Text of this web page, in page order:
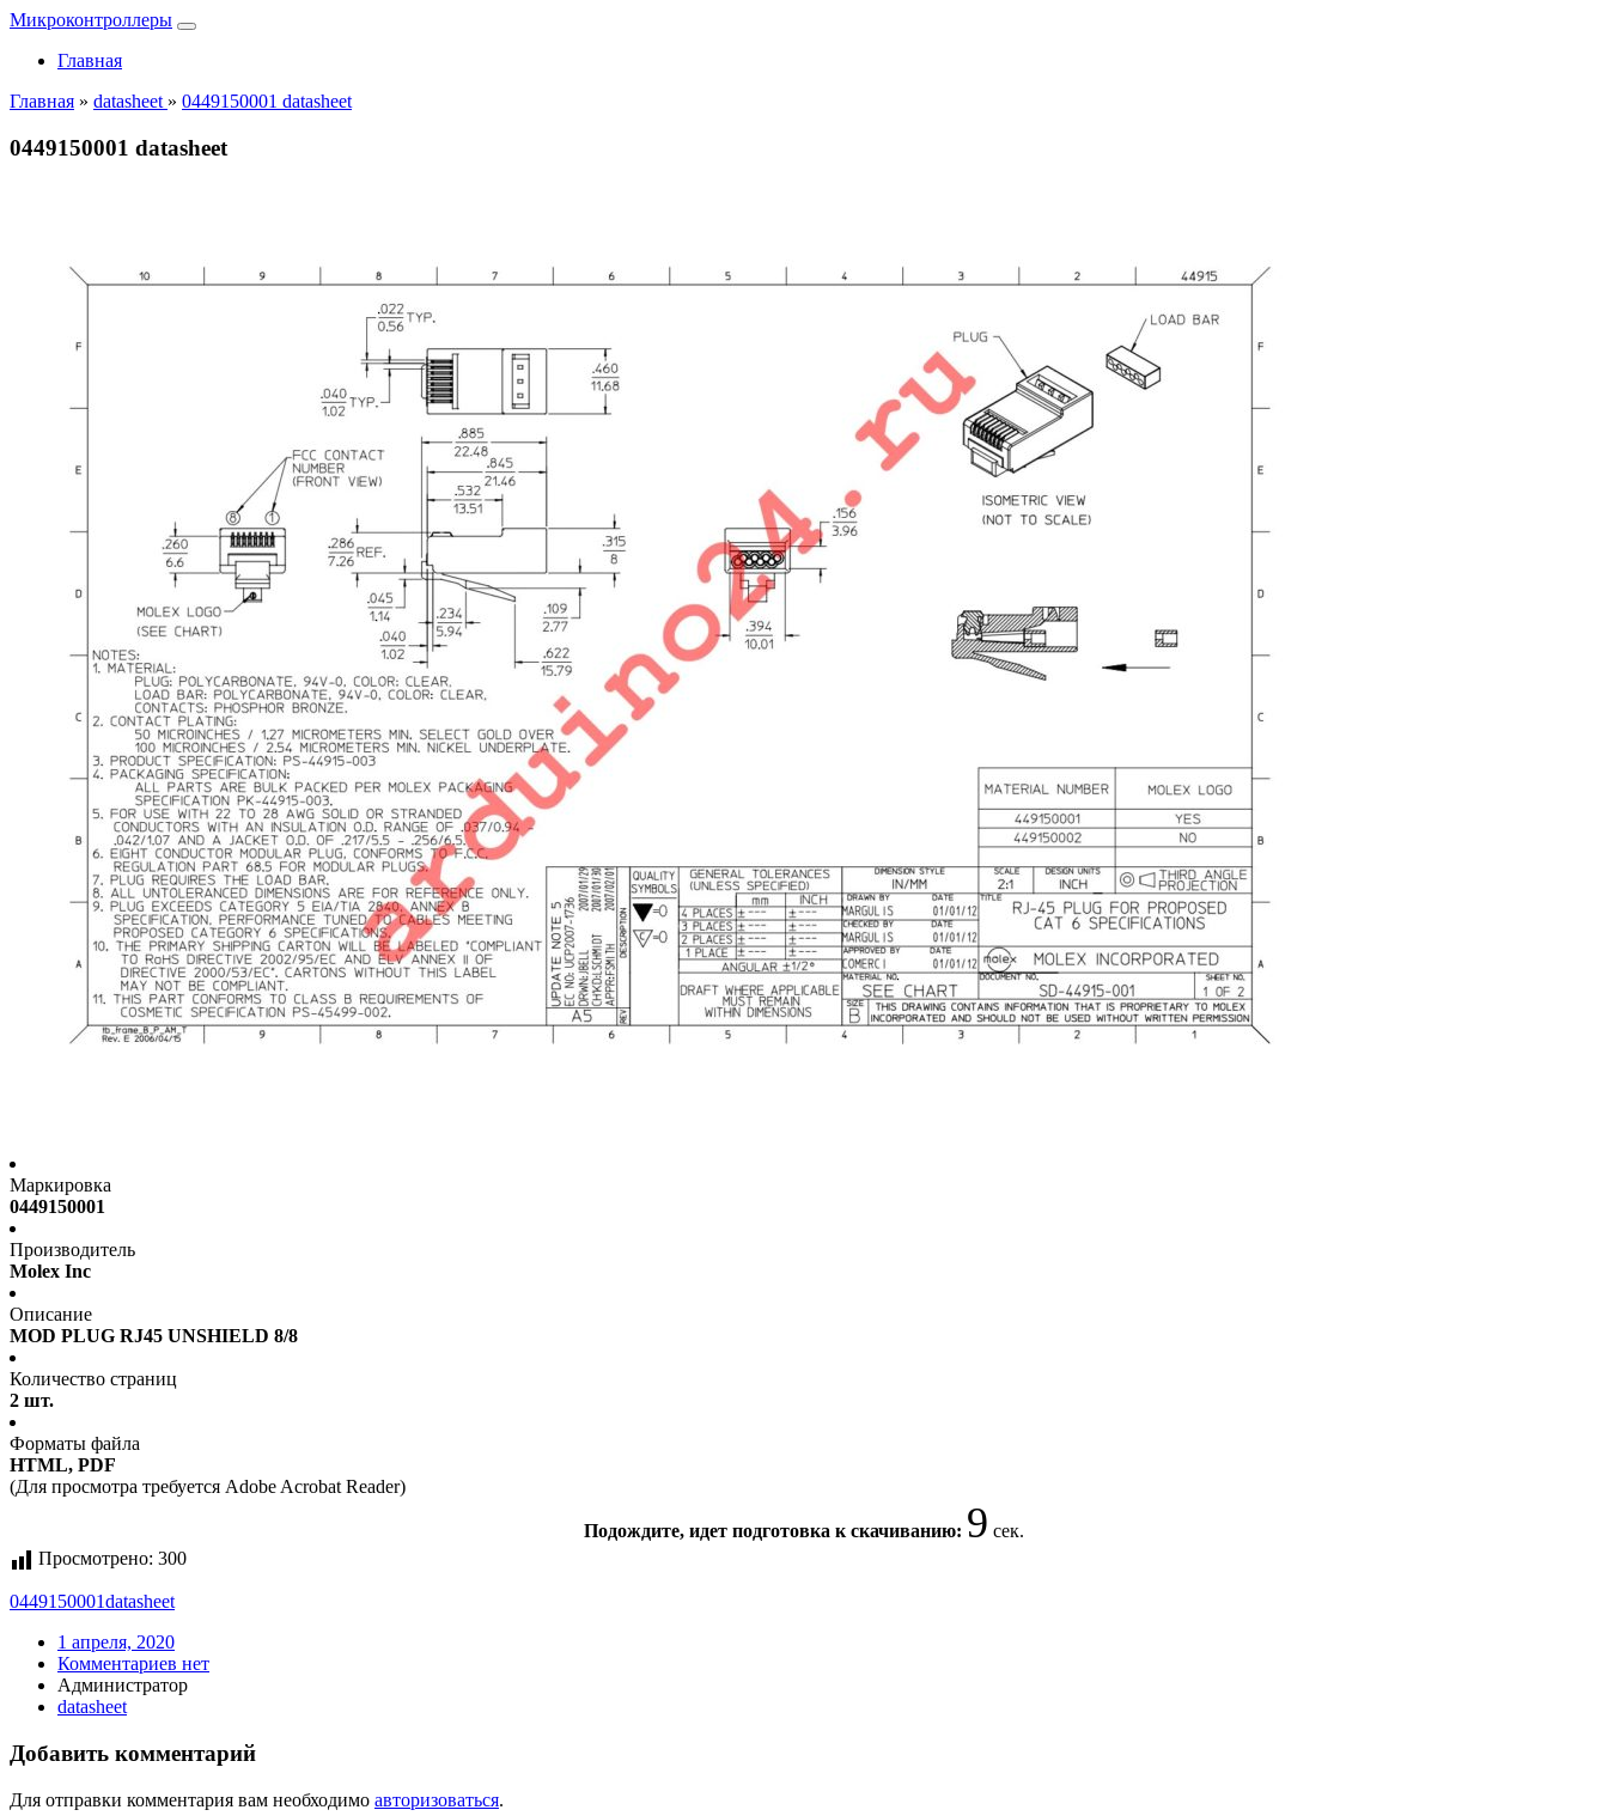
Микроконтроллеры
Главная
Главная » datasheet » 0449150001 datasheet
0449150001 datasheet
Маркировка
0449150001
Производитель
Molex Inc
Описание
MOD PLUG RJ45 UNSHIELD 8/8
Количество страниц
2 шт.
Форматы файла
HTML, PDF
(Для просмотра требуется Adobe Acrobat Reader)
Подождите, идет подготовка к скачиванию: 8 сек.
Просмотрено: 300
0449150001datasheet
1 апреля, 2020
Комментариев нет
Администратор
datasheet
Добавить комментарий
Для отправки комментария вам необходимо авторизоваться.